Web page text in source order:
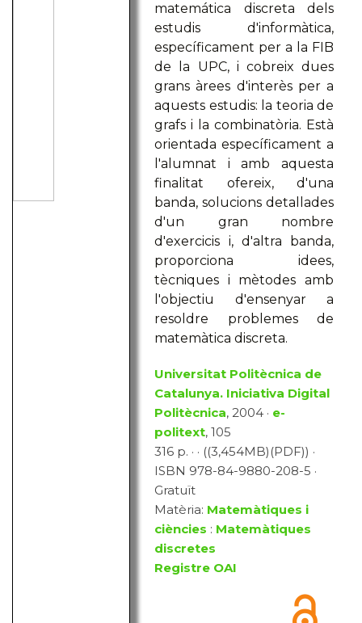
matemática discreta dels
estudis d'informàtica,
específicament per a la FIB
de la UPC, i cobreix dues
grans àrees d'interès per a
aquests estudis: la teoria de
grafs i la combinatòria. Està
orientada específicament a
l'alumnat i amb aquesta
finalitat ofereix, d'una
banda, solucions detallades
d'un gran nombre
d'exercicis i, d'altra banda,
proporciona idees,
tècniques i mètodes amb
l'objectiu d'ensenyar a
resoldre problemes de
matemàtica discreta.
Universitat Politècnica de
Catalunya. Iniciativa Digital
Politècnica, 2004 · e-
politext, 105
316 p. · · ((3,454MB)(PDF)) ·
ISBN 978-84-9880-208-5 ·
Gratuït
Matèria: Matemàtiques i
ciències : Matemàtiques
discretes
Registre OAI